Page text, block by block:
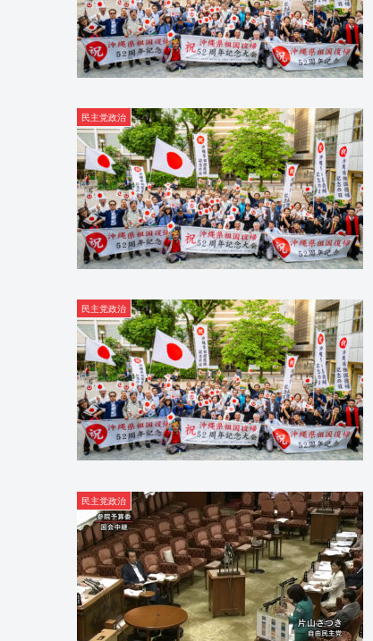
民主党政治
民主党政治
民主党政治